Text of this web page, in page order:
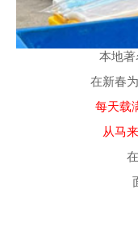
本地
在新春
每天载
从马